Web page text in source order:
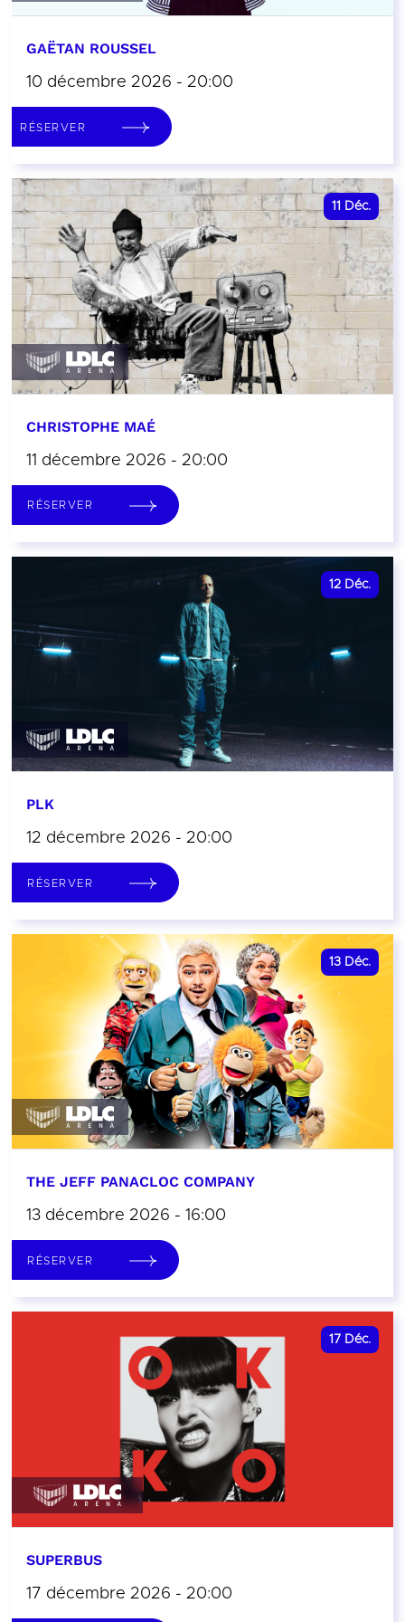
GAËTAN ROUSSEL
10 décembre 2026 - 20:00
RÉSERVER
11 Déc.
CHRISTOPHE MAÉ
11 décembre 2026 - 20:00
RÉSERVER
12 Déc.
PLK
12 décembre 2026 - 20:00
RÉSERVER
13 Déc.
THE JEFF PANACLOC COMPANY
13 décembre 2026 - 16:00
RÉSERVER
17 Déc.
SUPERBUS
17 décembre 2026 - 20:00